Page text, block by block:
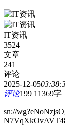
IT资讯
3524
文章
241
评论
2025-12-05
评论199 11369字
sn://